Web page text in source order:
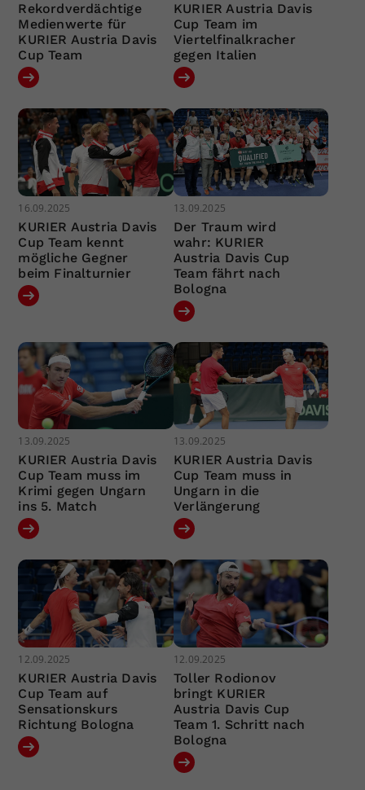
Rekordverdächtige
Medienwerte für
KURIER Austria Davis
Cup Team
KURIER Austria Davis
Cup Team im
Viertelfinalkracher
gegen Italien
16.09.2025
KURIER Austria Davis
Cup Team kennt
mögliche Gegner
beim Finalturnier
13.09.2025
Der Traum wird
wahr: KURIER
Austria Davis Cup
Team fährt nach
Bologna
13.09.2025
KURIER Austria Davis
Cup Team muss im
Krimi gegen Ungarn
ins 5. Match
13.09.2025
KURIER Austria Davis
Cup Team muss in
Ungarn in die
Verlängerung
12.09.2025
KURIER Austria Davis
Cup Team auf
Sensationskurs
Richtung Bologna
12.09.2025
Toller Rodionov
bringt KURIER
Austria Davis Cup
Team 1. Schritt nach
Bologna